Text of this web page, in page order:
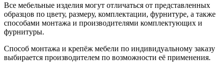
Все мебельные изделия могут отличаться от представленных
образцов по цвету, размеру, комплектации, фурнитуре, а также
способами монтажа и производителями комплектующих и
фурнитуры.
Способ монтажа и крепёж мебели по индивидуальному заказу
выбирается производителем по возможности её применения.